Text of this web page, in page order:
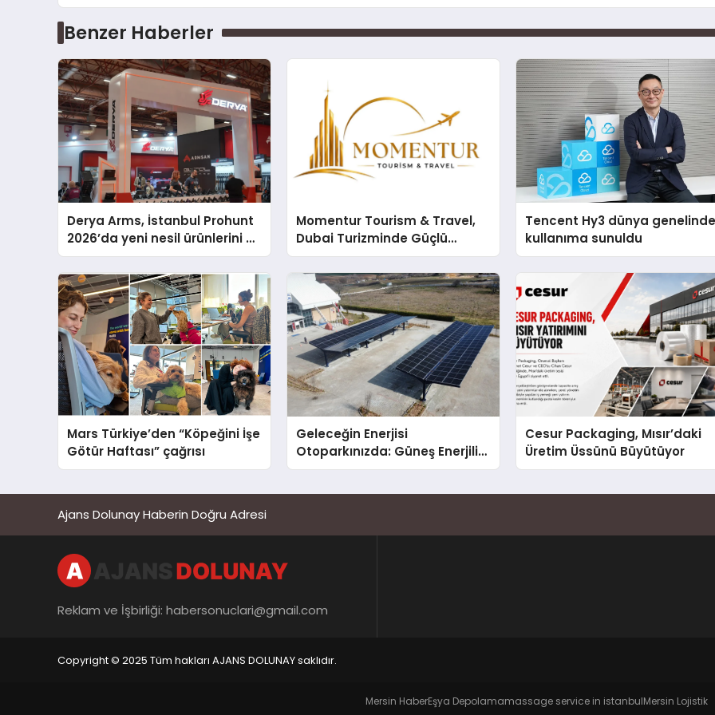
Benzer Haberler
Derya Arms, İstanbul Prohunt
2026’da yeni nesil ürünlerini ve
global marka vizyonunu
sergiledi
Momentur Tourism & Travel,
Dubai Turizminde Güçlü
Operasyon Ağıyla Fark
Yaratıyor
Tencent Hy3 dünya
kullanıma sunuldu
Mars Türkiye’den “Köpeğini İşe
Götür Haftası” çağrısı
Geleceğin Enerjisi
Otoparkınızda: Güneş Enerjili
Carport (Solar Otopark)
Cesur Packaging, Mısır’daki
Üretim Üssünü Büyütüyor
Ajans Dolunay Haberin Doğru Adresi
Reklam ve İşbirliği: habersonuclari@gmail.com
Copyright © 2025 Tüm hakları AJANS DOLUNAY saklıdır.
Mersin HaberEşya Depolamamassage service in istanbulMersin Lojistik